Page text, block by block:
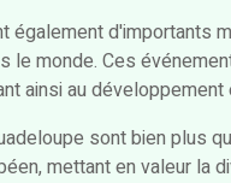
également d'importants
le monde. Ces
ainsi au
sont bien plus
mettant en valeur la